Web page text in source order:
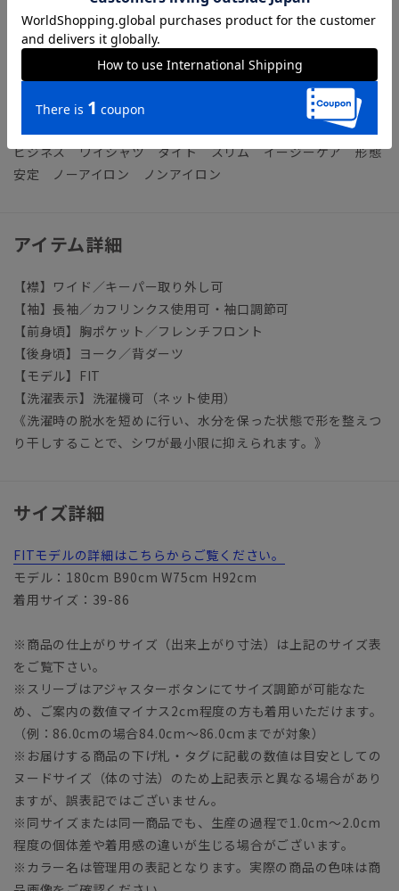
乾くお手入れ時短シャツです。
【参考情報】The Style Dictionary
◆スーツに合うワイシャツおすすめ12選｜おしゃれ＆失敗しな
いシャツの選び方
ビジネス ワイシャツ タイト スリム イージーケア 形態
安定 ノーアイロン ノンアイロン
アイテム詳細
【襟】ワイド／キーパー取り外し可
【袖】長袖／カフリンクス使用可・袖口調節可
【前身頃】胸ポケット／フレンチフロント
【後身頃】ヨーク／背ダーツ
【モデル】FIT
【洗濯表示】洗濯機可（ネット使用）
《洗濯時の脱水を短めに行い、水分を保った状態で形を整えつ
り干しすることで、シワが最小限に抑えられます。》
サイズ詳細
FITモデルの詳細はこちらからご覧ください。
モデル：180cm B90cm W75cm H92cm
着用サイズ：39-86
※商品の仕上がりサイズ（出来上がり寸法）は上記のサイズ表
をご覧下さい。
※スリーブはアジャスターボタンにてサイズ調節が可能なた
め、ご案内の数値マイナス2cm程度の方も着用いただけます。
（例：86.0cmの場合84.0cm～86.0cmまでが対象）
※お届けする商品の下げ札・タグに記載の数値は目安としての
ヌードサイズ（体の寸法）のため上記表示と異なる場合があり
ますが、誤表記ではございません。
※同サイズまたは同一商品でも、生産の過程で1.0cm～2.0cm
程度の個体差や着用感の違いが生じる場合がございます。
※カラー名は管理用の表記となります。実際の商品の色味は商